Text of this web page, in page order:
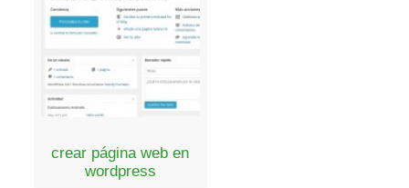
crear página web en
wordpress